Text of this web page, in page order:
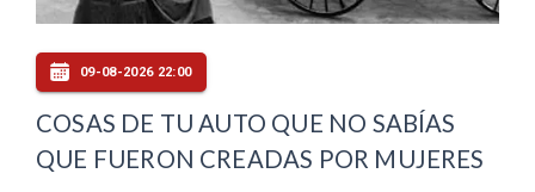
09-08-2026 22:00
COSAS DE TU AUTO QUE NO SABÍAS
QUE FUERON CREADAS POR MUJERES